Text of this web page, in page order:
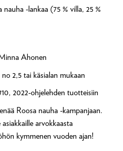
-lankaa (75 % villa, 25 %
Ahonen
2,5 tai käsialan mukaan
2022-ohjelehden tuotteisiin
Roosa nauha -kampanjaan.
arvokkaasta
kymmenen vuoden ajan!